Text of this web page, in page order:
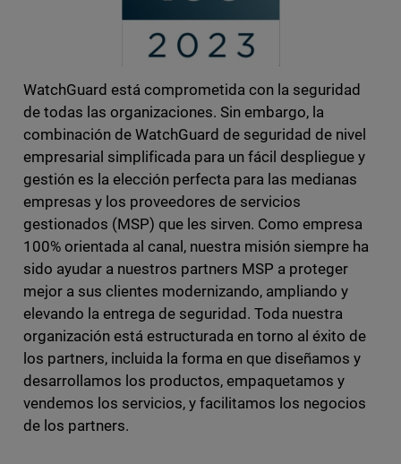
WatchGuard está comprometida con la seguridad
de todas las organizaciones. Sin embargo, la
combinación de WatchGuard de seguridad de nivel
empresarial simplificada para un fácil despliegue y
gestión es la elección perfecta para las medianas
empresas y los proveedores de servicios
gestionados (MSP) que les sirven. Como empresa
100% orientada al canal, nuestra misión siempre ha
sido ayudar a nuestros partners MSP a proteger
mejor a sus clientes modernizando, ampliando y
elevando la entrega de seguridad. Toda nuestra
organización está estructurada en torno al éxito de
los partners, incluida la forma en que diseñamos y
desarrollamos los productos, empaquetamos y
vendemos los servicios, y facilitamos los negocios
de los partners.